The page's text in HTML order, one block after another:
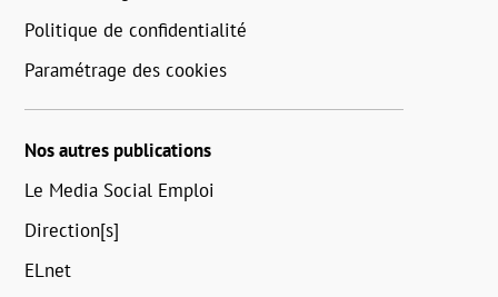
Politique de confidentialité
Paramétrage des cookies
Nos autres publications
Le Media Social Emploi
Direction[s]
ELnet